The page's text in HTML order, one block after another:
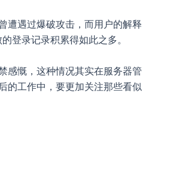
遭遇过爆破攻击，而用户的解释
登录记录积累得如此之多。
感慨，这种情况其实在服务器管
的工作中，要更加关注那些看似